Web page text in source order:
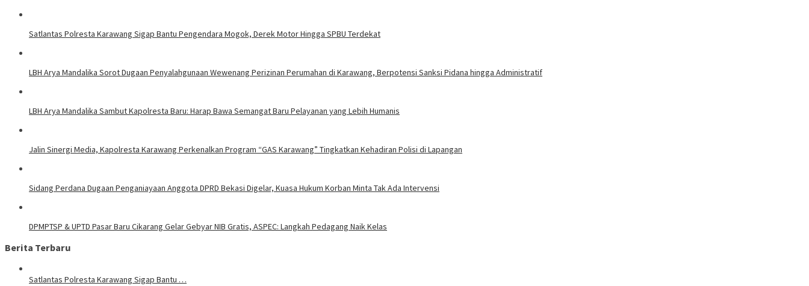
Satlantas Polresta Karawang Sigap Bantu Pengendara Mogok, Derek Motor Hingga SPBU Terdekat
LBH Arya Mandalika Sorot Dugaan Penyalahgunaan Wewenang Perizinan Perumahan di Karawang, Berpotensi Sanksi Pidana hingga Administratif
LBH Arya Mandalika Sambut Kapolresta Baru: Harap Bawa Semangat Baru Pelayanan yang Lebih Humanis
Jalin Sinergi Media, Kapolresta Karawang Perkenalkan Program “GAS Karawang” Tingkatkan Kehadiran Polisi di Lapangan
Sidang Perdana Dugaan Penganiayaan Anggota DPRD Bekasi Digelar, Kuasa Hukum Korban Minta Tak Ada Intervensi
DPMPTSP & UPTD Pasar Baru Cikarang Gelar Gebyar NIB Gratis, ASPEC: Langkah Pedagang Naik Kelas
Berita Terbaru
Satlantas Polresta Karawang Sigap Bantu …